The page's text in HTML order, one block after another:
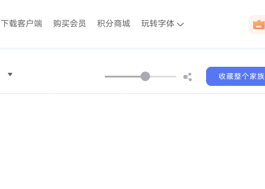
下载客户端 购买会员 积分商城 玩转字体
收藏整个家族